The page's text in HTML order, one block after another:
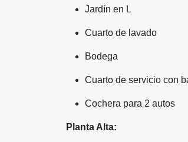
Jardín en L
Cuarto de lavado
Bodega
Cuarto de servicio con
Cochera para 2 autos
Planta Alta: